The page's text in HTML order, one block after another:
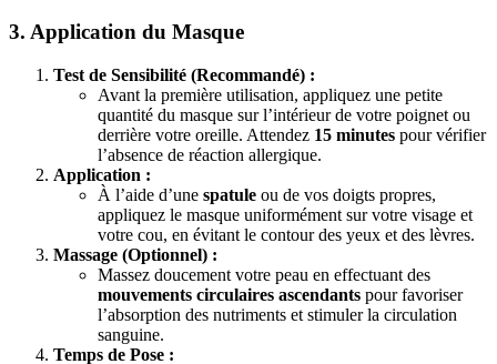
3. Application du Masque
Test de Sensibilité (Recommandé) :
Avant la première utilisation, appliquez une petite
quantité du masque sur l’intérieur de votre poignet ou
derrière votre oreille. Attendez 15 minutes pour vérifier
l’absence de réaction allergique.
Application :
À l’aide d’une spatule ou de vos doigts propres,
appliquez le masque uniformément sur votre visage et
votre cou, en évitant le contour des yeux et des lèvres.
Massage (Optionnel) :
Massez doucement votre peau en effectuant des
mouvements circulaires ascendants pour favoriser
l’absorption des nutriments et stimuler la circulation
sanguine.
Temps de Pose :